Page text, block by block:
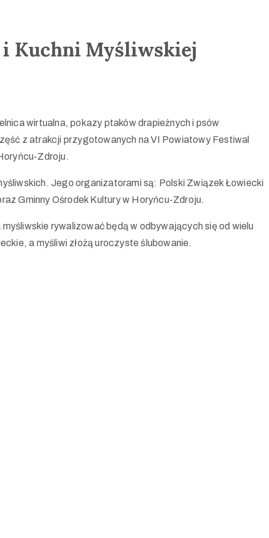
Kuchni Myśliwskiej
wirtualna, pokazy ptaków drapieżnych i psów
z atrakcji przygotowanych na VI Powiatowy Festiwal
Zdroju.
Jego organizatorami są: Polski Związek Łowiecki
Gminny Ośrodek Kultury w Horyńcu-Zdroju.
rywalizować będą w odbywających się od wielu
a myśliwi złożą uroczyste ślubowanie.